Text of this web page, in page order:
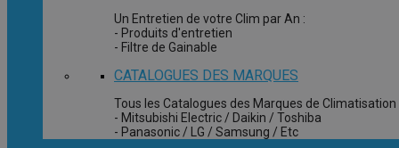
Un Entretien de votre Clim par An :
- Produits d'entretien
- Filtre de Gainable
CATALOGUES DES MARQUES
Tous les Catalogues des Marques de Climatisation
- Mitsubishi Electric / Daikin / Toshiba
- Panasonic / LG / Samsung / Etc